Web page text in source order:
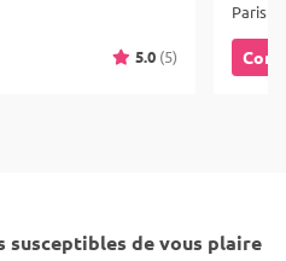
5.0 (5)
Paris
susceptibles de vous plaire